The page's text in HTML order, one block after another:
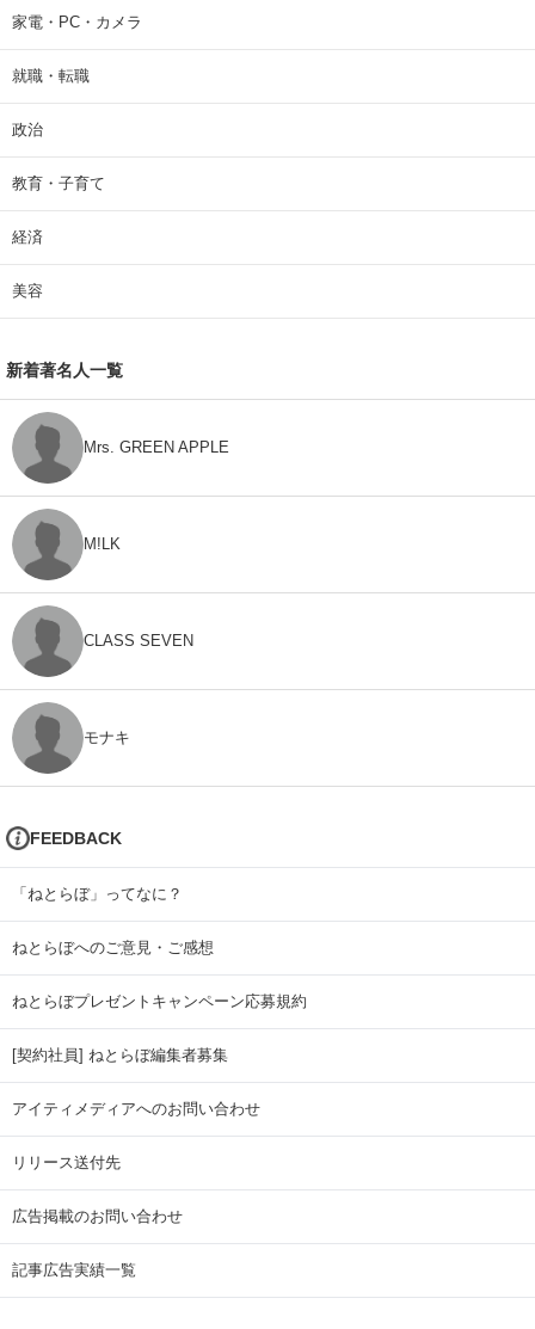
家電・PC・カメラ
就職・転職
政治
教育・子育て
経済
美容
新着著名人一覧
Mrs. GREEN APPLE
M!LK
CLASS SEVEN
モナキ
FEEDBACK
「ねとらぼ」ってなに？
ねとらぼへのご意見・ご感想
ねとらぼプレゼントキャンペーン応募規約
[契約社員] ねとらぼ編集者募集
アイティメディアへのお問い合わせ
リリース送付先
広告掲載のお問い合わせ
記事広告実績一覧